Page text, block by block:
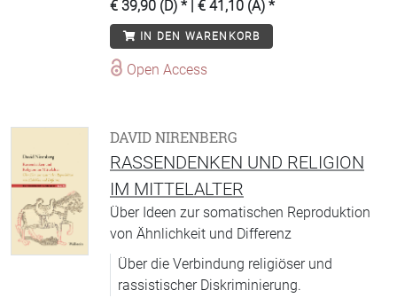
€ 39,90 (D) * | € 41,10 (A) *
IN DEN WARENKORB
Open Access
DAVID NIRENBERG
RASSENDENKEN UND RELIGION
IM MITTELALTER
Über Ideen zur somatischen Reproduktion
von Ähnlichkeit und Differenz
Über die Verbindung religiöser und
rassistischer Diskriminierung.